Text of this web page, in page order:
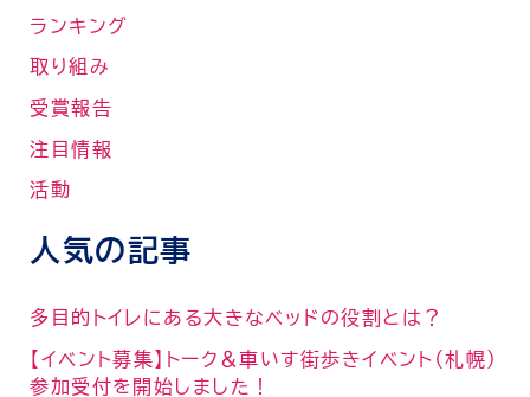
ランキング
取り組み
受賞報告
注目情報
活動
人気の記事
多目的トイレにある大きなベッドの役割とは？
【イベント募集】トーク＆車いす街歩きイベント（札幌）
参加受付を開始しました！